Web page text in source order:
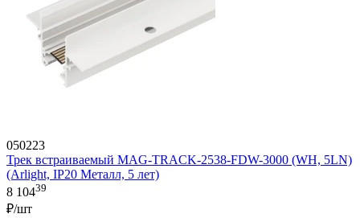
050223
Трек встраиваемый MAG-TRACK-2538-FDW-3000 (WH, 5LN)
(Arlight, IP20 Металл, 5 лет)
8 10439
₽/шт